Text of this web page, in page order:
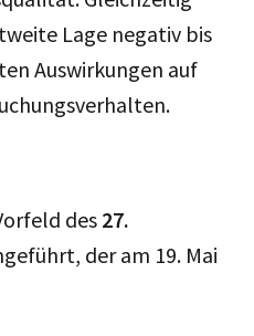
Lage negativ bis
Auswirkungen auf
des 27.
der am 19. Mai